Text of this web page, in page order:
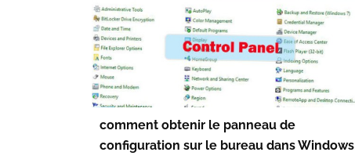
comment obtenir le panneau de
configuration sur le bureau dans Windows